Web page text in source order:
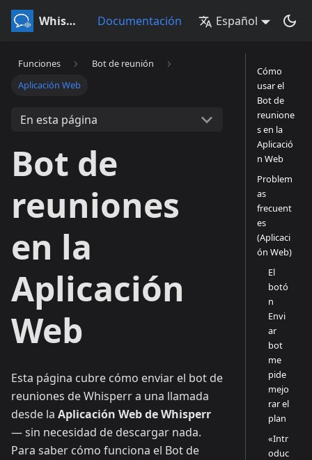
Whisperr Documentación Español
Funciones
Bot de reunión
Aplicación Web
En esta página
Bot de
reuniones
en la
Aplicación
Web
Esta página cubre cómo enviar el bot de
reuniones de Whisperr a una llamada
desde la Aplicación Web de Whisperr
— sin necesidad de descargar nada.
Para saber cómo funciona el Bot de
Cómo
usar el
Bot de
reunione
s en la
Aplicació
n Web
Problem
as
frecuent
es
(Aplicaci
ón Web)
El
botó
n
Envi
ar
bot
me
pide
mejo
rar el
plan
«Intr
oduc